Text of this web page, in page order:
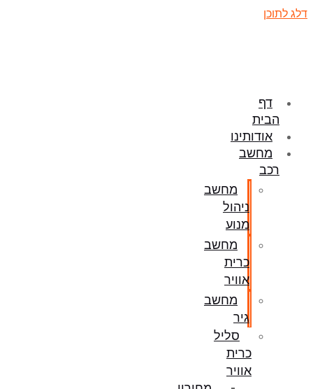
דלג לתוכן
דף
הבית
אודותינו
מחשב
רכב
מחשב
ניהול
מנוע
מחשב
כרית
אוויר
מחשב
גיר
סליל
כרית
אוויר